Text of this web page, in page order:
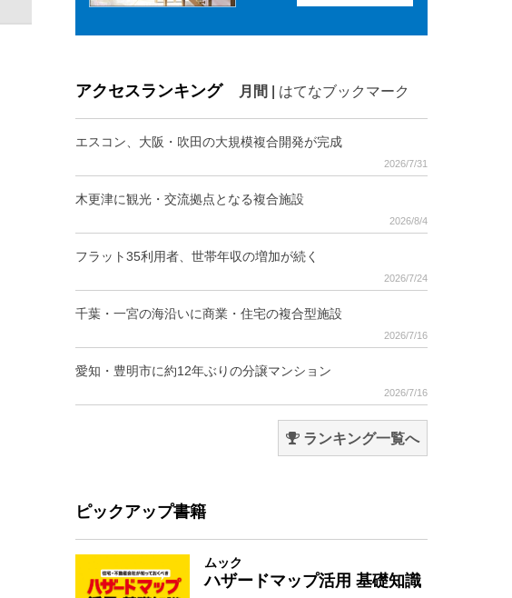
アクセスランキング 月間 はてなブックマーク
エスコン、大阪・吹田の大規模複合開発が完成
2026/7/31
木更津に観光・交流拠点となる複合施設
2026/8/4
フラット35利用者、世帯年収の増加が続く
2026/7/24
千葉・一宮の海沿いに商業・住宅の複合型施設
2026/7/16
愛知・豊明市に約12年ぶりの分譲マンション
2026/7/16
ランキング一覧へ
ピックアップ書籍
ムック
ハザードマップ活用 基礎知識